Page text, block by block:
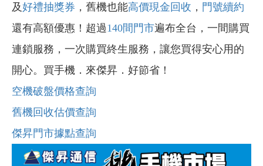
及好禮抽獎券 ，舊機也能高價現金回收 ， 門號續約
還有高額優惠！超過140間門市遍布全台，一間購買
連鎖服務，一次購買終生服務，讓您買得安心用的
開心。買手機．來傑昇．好節省！
空機破盤價格查詢
舊機回收估價查詢
傑昇門市據點查詢